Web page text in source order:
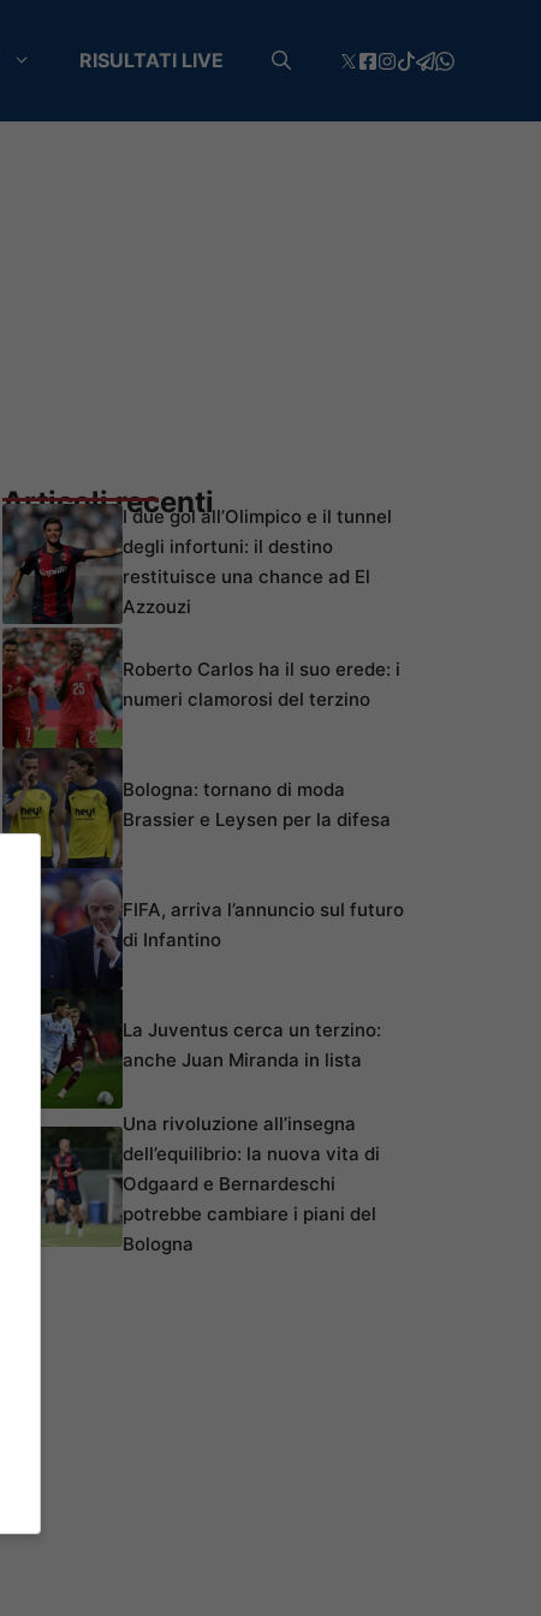
RISULTATI LIVE
Articoli recentiI due gol all’Olimpico e il tunnel
degli infortuni: il destino
restituisce una chance ad El
Azzouzi
Roberto Carlos ha il suo erede: i
numeri clamorosi del terzino
Bologna: tornano di moda
Brassier e Leysen per la difesa
FIFA, arriva l’annuncio sul futuro
di Infantino
La Juventus cerca un terzino:
anche Juan Miranda in lista
Una rivoluzione all’insegna
dell’equilibrio: la nuova vita di
Odgaard e Bernardeschi
potrebbe cambiare i piani del
Bologna